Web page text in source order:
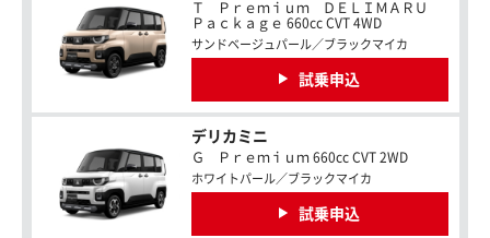
Ｔ Ｐｒｅｍｉｕｍ ＤＥＬＩＭＡＲＵ
Ｐａｃｋａｇｅ 660cc CVT 4WD
サンドベージュパール／ブラックマイカ
試乗申込
デリカミニ
Ｇ Ｐｒｅｍｉｕｍ 660cc CVT 2WD
ホワイトパール／ブラックマイカ
試乗申込